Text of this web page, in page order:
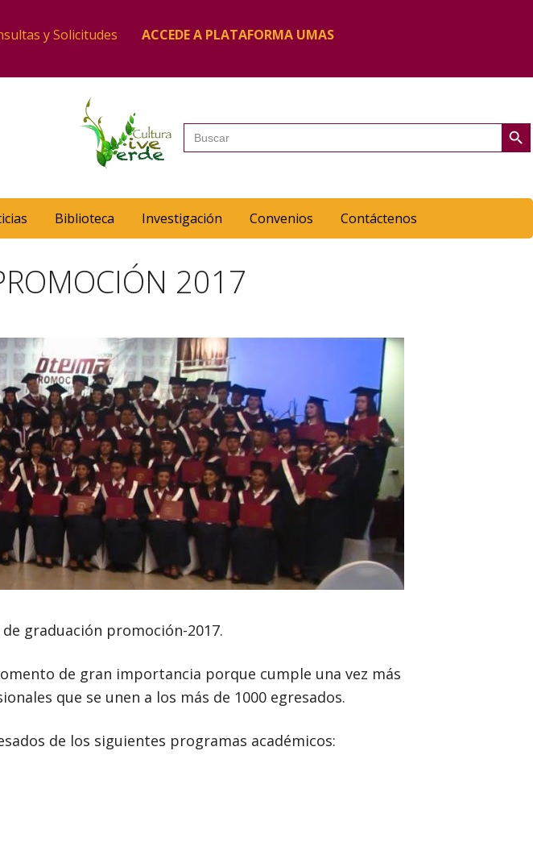
y Solicitudes ACCEDE A PLATAFORMA UMAS
Buscar: Botón de
Biblioteca Investigación Convenios Contáctenos
2017
graduación promoción-2017.
de gran importancia porque cumple una vez más
que se unen a los más de 1000 egresados.
de los siguientes programas académicos: